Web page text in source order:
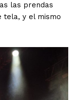
las prendas
tela, y el mismo